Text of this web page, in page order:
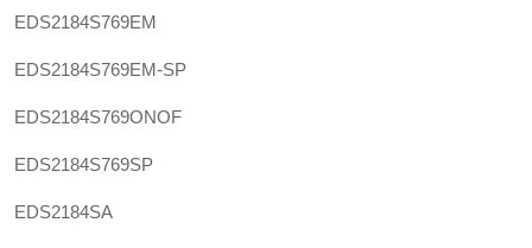
EDS2184S769EM
EDS2184S769EM-SP
EDS2184S769ONOF
EDS2184S769SP
EDS2184SA